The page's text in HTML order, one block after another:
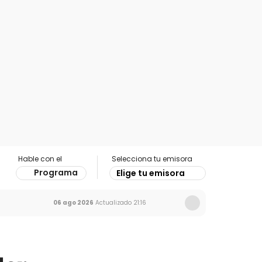
Hable con el
Programa
Selecciona tu emisora
Elige tu emisora
06 ago 2026 Actualizado 21:16